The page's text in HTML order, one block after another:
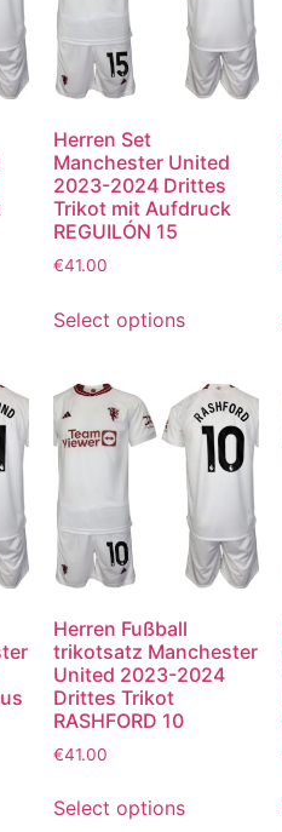
Herren Set
Manchester United
2023-2024 Drittes
Trikot mit Aufdruck
REGUILÓN 15
€41.00
Select options
Herren Fußball
trikotsatz Manchester
United 2023-2024
Drittes Trikot
RASHFORD 10
€41.00
Select options